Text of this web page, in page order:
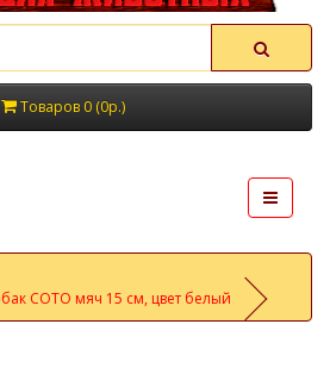
Товаров 0 (0р.)
СОТО мяч 15 см, цвет белый